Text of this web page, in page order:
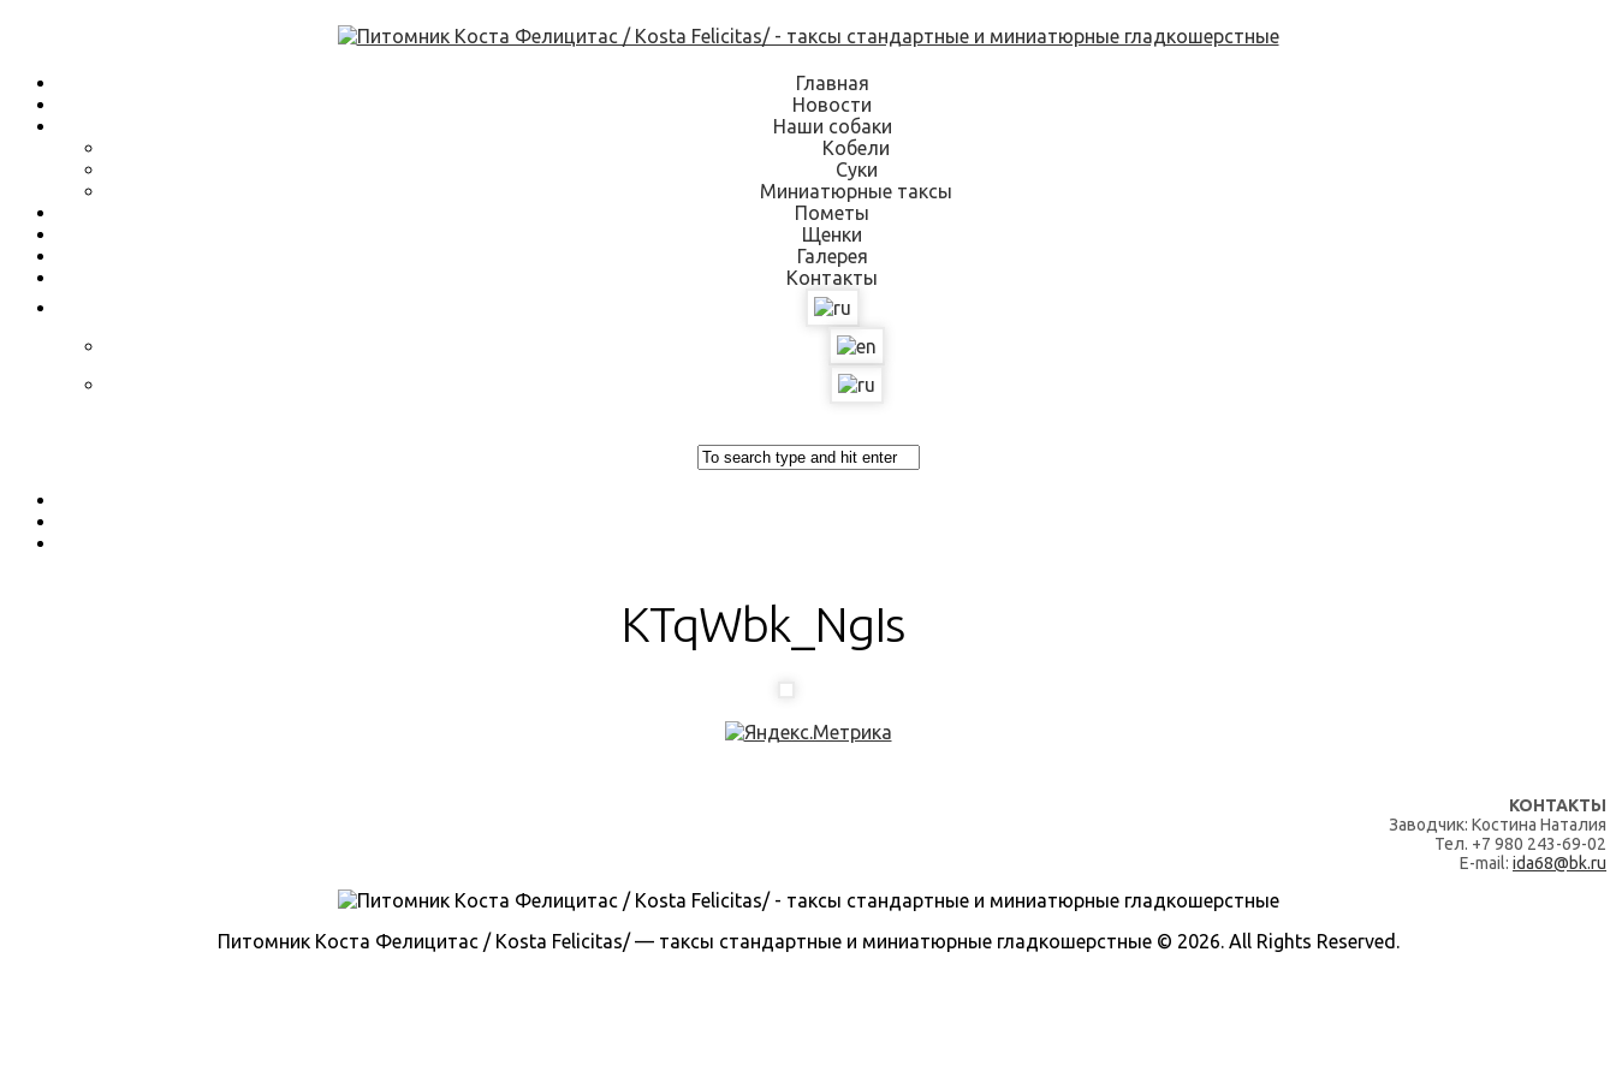
Skip
to
Главная
Новости
Наши собаки
Кобели
Суки
Миниатюрные таксы
Пометы
Щенки
Галерея
Контакты
KTqWbk_NgIs
КОНТАКТЫ
Заводчик: Костина Наталия
Тел. +7 980 243-69-02
E-mail: ida68@bk.ru
Питомник Коста Фелицитас / Kosta Felicitas/ — таксы стандартные и миниатюрные гладкошерстные © 2026. All Rights Reserved.